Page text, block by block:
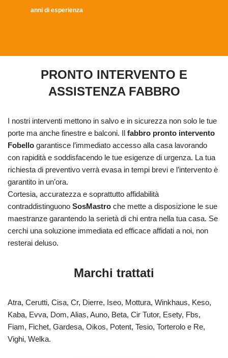
anni di esperienza
PRONTO INTERVENTO E
ASSISTENZA FABBRO
I nostri interventi mettono in salvo e in sicurezza non solo le tue
porte ma anche finestre e balconi. Il fabbro pronto intervento
Fobello garantisce l’immediato accesso alla casa lavorando
con rapidità e soddisfacendo le tue esigenze di urgenza. La tua
richiesta di preventivo verrà evasa in tempi brevi e l’intervento è
garantito in un’ora.
Cortesia, accuratezza e soprattutto affidabilità
contraddistinguono SosMastro che mette a disposizione le sue
maestranze garantendo la serietà di chi entra nella tua casa. Se
cerchi una soluzione immediata ed efficace affidati a noi, non
resterai deluso.
Marchi trattati
Atra, Cerutti, Cisa, Cr, Dierre, Iseo, Mottura, Winkhaus, Keso,
Kaba, Evva, Dom, Alias, Auno, Beta, Cir Tutor, Esety, Fbs,
Fiam, Fichet, Gardesa, Oikos, Potent, Tesio, Torterolo e Re,
Vighi, Welka.